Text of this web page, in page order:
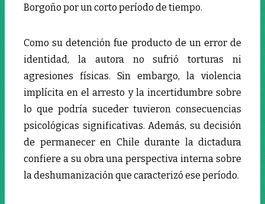
Borgoño por un corto período de tiempo.
Como su detención fue producto de un error de
identidad, la autora no sufrió torturas ni
agresiones físicas. Sin embargo, la violencia
implícita en el arresto y la incertidumbre sobre
lo que podría suceder tuvieron consecuencias
psicológicas significativas. Además, su decisión
de permanecer en Chile durante la dictadura
confiere a su obra una perspectiva interna sobre
la deshumanización que caracterizó ese período.